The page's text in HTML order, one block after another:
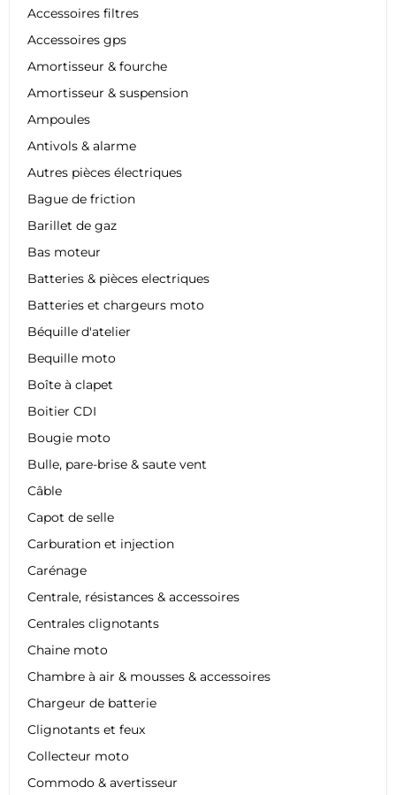
Accessoires filtres
Accessoires gps
Amortisseur & fourche
Amortisseur & suspension
Ampoules
Antivols & alarme
Autres pièces électriques
Bague de friction
Barillet de gaz
Bas moteur
Batteries & pièces electriques
Batteries et chargeurs moto
Béquille d'atelier
Bequille moto
Boîte à clapet
Boitier CDI
Bougie moto
Bulle, pare-brise & saute vent
Câble
Capot de selle
Carburation et injection
Carénage
Centrale, résistances & accessoires
Centrales clignotants
Chaine moto
Chambre à air & mousses & accessoires
Chargeur de batterie
Clignotants et feux
Collecteur moto
Commodo & avertisseur